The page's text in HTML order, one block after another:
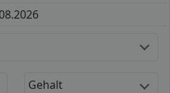
Gehalt